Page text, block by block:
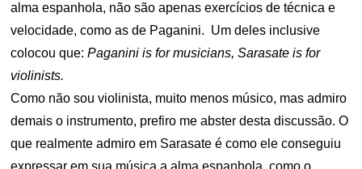
alma espanhola, não são apenas exercícios de técnica e
velocidade, como as de Paganini. Um deles inclusive
colocou que:Paganini is for musicians, Sarasate is for
violinists.
Como não sou violinista, muito menos músico, mas admiro
demais o instrumento, prefiro me abster desta discussão. O
que realmente admiro em Sarasate é como ele conseguiu